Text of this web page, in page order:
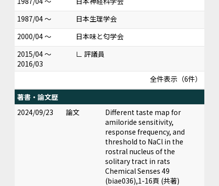
1987/04 ～
日本生理学会
2000/04 ～
日本味と匂学会
2015/04 ～
2016/03
∟ 評議員
全件表示（6件）
著書・論文歴
2024/09/23
論文
Different taste map for
amiloride sensitivity,
response frequency, and
threshold to NaCl in the
rostral nucleus of the
solitary tract in rats
Chemical Senses 49
(biae036),1-16頁 (共著)